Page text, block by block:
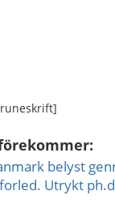
belyst
Utrykt